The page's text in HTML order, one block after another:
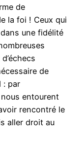
de
la foi ! Ceux qui
une fidélité
de
: par
entourent
rencontré le
aller droit au